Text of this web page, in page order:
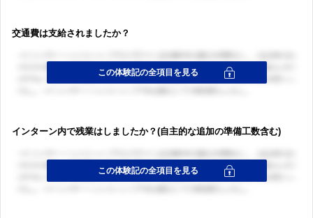
交通費は支給されましたか？
インターン内で残業はしましたか？(自主的な追加の準備工数含む)
ログイン・会員登録